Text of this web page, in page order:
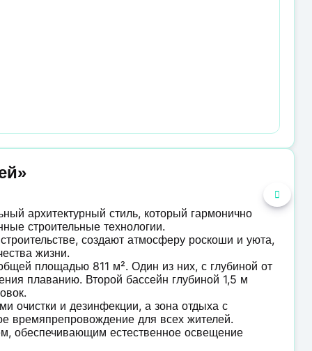
архитектурный стиль, который гармонично
строительные технологии.
создают атмосферу роскоши и уюта,
жизни.
площадью 811 м². Один из них, с глубиной от
плаванию. Второй бассейн глубиной 1,5 м
очистки и дезинфекции, а зона отдыха с
времяпрепровождение для всех жителей.
обеспечивающим естественное освещение